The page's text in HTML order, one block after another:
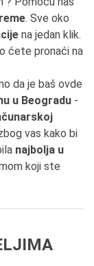
. Sve oko
na jedan klik.
ćete pronaći na
da je baš ovde
u Beogradu -
vas kako bi
najbolja u
koji ste